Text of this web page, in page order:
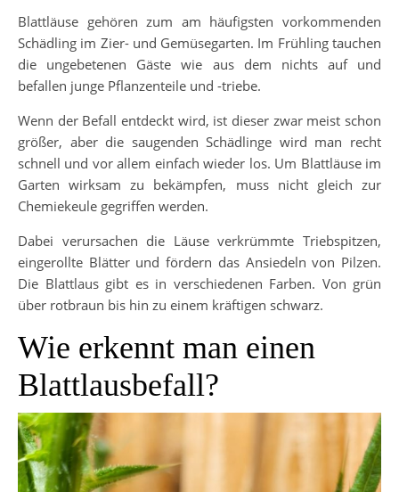
Blattläuse gehören zum am häufigsten vorkommenden
Schädling im Zier- und Gemüsegarten. Im Frühling tauchen
die ungebetenen Gäste wie aus dem nichts auf und
befallen junge Pflanzenteile und -triebe.
Wenn der Befall entdeckt wird, ist dieser zwar meist schon
größer, aber die saugenden Schädlinge wird man recht
schnell und vor allem einfach wieder los. Um Blattläuse im
Garten wirksam zu bekämpfen, muss nicht gleich zur
Chemiekeule gegriffen werden.
Dabei verursachen die Läuse verkrümmte Triebspitzen,
eingerollte Blätter und fördern das Ansiedeln von Pilzen.
Die Blattlaus gibt es in verschiedenen Farben. Von grün
über rotbraun bis hin zu einem kräftigen schwarz.
Wie erkennt man einen
Blattlausbefall?